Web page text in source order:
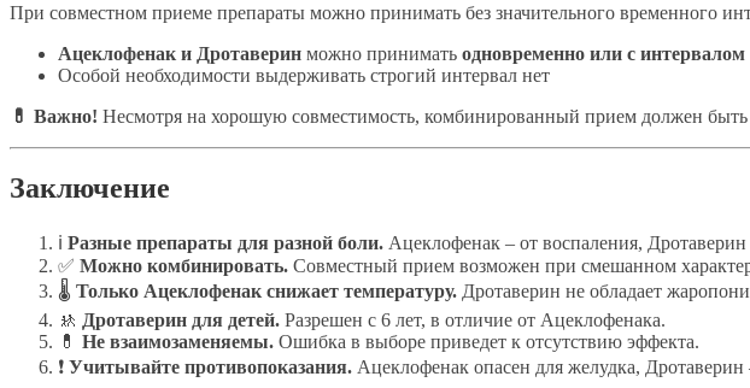
При совместном приеме препараты можно принимать без значительного временного
Ацеклофенак и Дротаверин можно принимать одновременно или с интервалом
Особой необходимости выдерживать строгий интервал нет
💊 Важно! Несмотря на хорошую совместимость, комбинированный прием должен
Заключение
ℹ️ Разные препараты для разной боли. Ацеклофенак – от воспаления, Дротаверин
✅ Можно комбинировать. Совместный прием возможен при смешанном
🌡 Только Ацеклофенак снижает температуру. Дротаверин не обладает
🚸 Дротаверин для детей. Разрешен с 6 лет, в отличие от Ацеклофенака.
💊 Не взаимозаменяемы. Ошибка в выборе приведет к отсутствию эффекта.
❗ Учитывайте противопоказания. Ацеклофенак опасен для желудка,